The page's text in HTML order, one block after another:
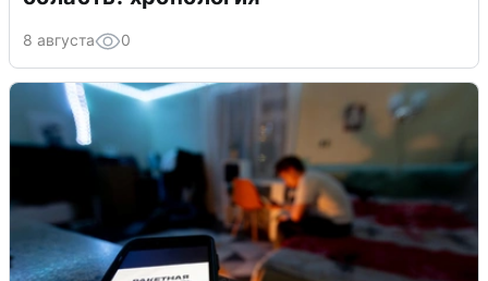
8 августа 0